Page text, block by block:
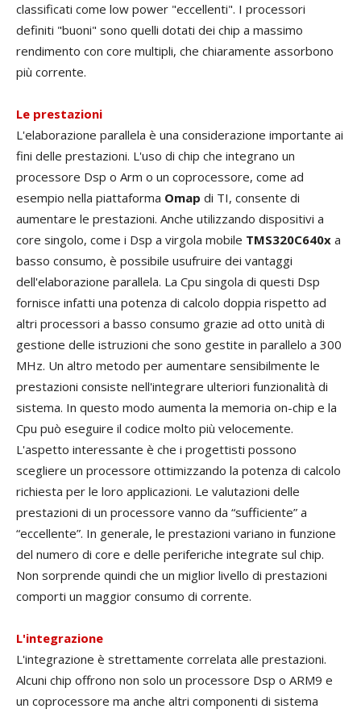
classificati come low power "eccellenti". I processori
definiti "buoni" sono quelli dotati dei chip a massimo
rendimento con core multipli, che chiaramente assorbono
più corrente.
Le prestazioni
L'elaborazione parallela è una considerazione importante ai
fini delle prestazioni. L'uso di chip che integrano un
processore Dsp o Arm o un coprocessore, come ad
esempio nella piattaforma Omap di TI, consente di
aumentare le prestazioni. Anche utilizzando dispositivi a
core singolo, come i Dsp a virgola mobile TMS320C640x a
basso consumo, è possibile usufruire dei vantaggi
dell'elaborazione parallela. La Cpu singola di questi Dsp
fornisce infatti una potenza di calcolo doppia rispetto ad
altri processori a basso consumo grazie ad otto unità di
gestione delle istruzioni che sono gestite in parallelo a 300
MHz. Un altro metodo per aumentare sensibilmente le
prestazioni consiste nell'integrare ulteriori funzionalità di
sistema. In questo modo aumenta la memoria on-chip e la
Cpu può eseguire il codice molto più velocemente.
L'aspetto interessante è che i progettisti possono
scegliere un processore ottimizzando la potenza di calcolo
richiesta per le loro applicazioni. Le valutazioni delle
prestazioni di un processore vanno da “sufficiente” a
“eccellente”. In generale, le prestazioni variano in funzione
del numero di core e delle periferiche integrate sul chip.
Non sorprende quindi che un miglior livello di prestazioni
comporti un maggior consumo di corrente.
L'integrazione
L'integrazione è strettamente correlata alle prestazioni.
Alcuni chip offrono non solo un processore Dsp o ARM9 e
un coprocessore ma anche altri componenti di sistema